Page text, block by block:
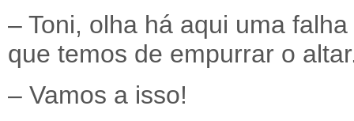
– Toni, olha há aqui uma
que temos de empurrar o
– Vamos a isso!